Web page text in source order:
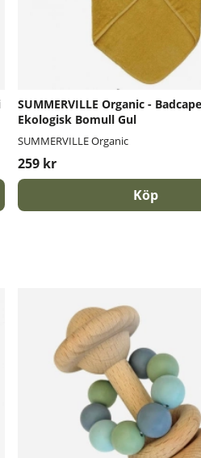
SUMMERVILLE Organic -
Ekologisk Bomull Gul
SUMMERVILLE Organic
259 kr
Köp